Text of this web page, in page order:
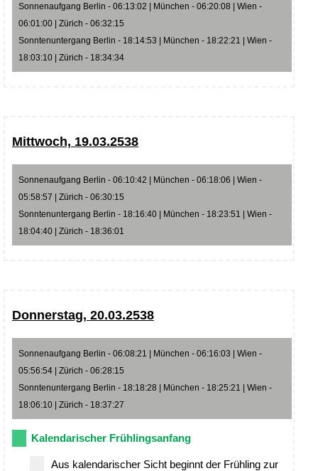
Sonnenaufgang Berlin - 06:13:02 | München - 06:20:08 | Wien -
06:01:00 | Zürich - 06:32:15
Sonntenuntergang Berlin - 18:14:53 | München - 18:22:21 | Wien -
18:03:10 | Zürich - 18:34:34
Mittwoch, 19.03.2538
Sonnenaufgang Berlin - 06:10:42 | München - 06:18:06 | Wien -
05:58:57 | Zürich - 06:30:15
Sonntenuntergang Berlin - 18:16:40 | München - 18:23:51 | Wien -
18:04:40 | Zürich - 18:36:01
Donnerstag, 20.03.2538
Sonnenaufgang Berlin - 06:08:21 | München - 06:16:03 | Wien -
05:56:54 | Zürich - 06:28:15
Sonntenuntergang Berlin - 18:18:28 | München - 18:25:21 | Wien -
18:06:10 | Zürich - 18:37:27
Kalendarischer Frühlingsanfang
Aus kalendarischer Sicht beginnt der Frühling zur